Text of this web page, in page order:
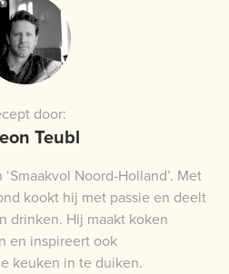
door:
Teubl
Noord-Holland’. Met
kookt hij met passie en deelt
drinken. Hij maakt koken
en inspireert ook
keuken in te duiken.